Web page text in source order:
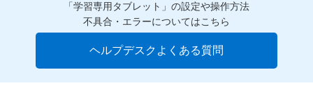
「学習専用タブレット」の設定や操作方法
不具合・エラーについてはこちら
ヘルプデスクよくある質問